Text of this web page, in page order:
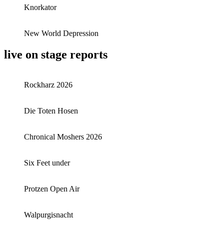
Knorkator
New World Depression
live on stage reports
Rockharz 2026
Die Toten Hosen
Chronical Moshers 2026
Six Feet under
Protzen Open Air
Walpurgisnacht